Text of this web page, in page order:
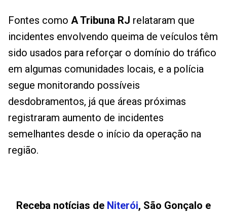
Fontes como A Tribuna RJ relataram que
incidentes envolvendo queima de veículos têm
sido usados para reforçar o domínio do tráfico
em algumas comunidades locais, e a polícia
segue monitorando possíveis
desdobramentos, já que áreas próximas
registraram aumento de incidentes
semelhantes desde o início da operação na
região.
Receba notícias de Niterói, São Gonçalo e